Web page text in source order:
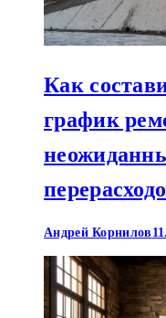
Как
график
Андрей Корнилов